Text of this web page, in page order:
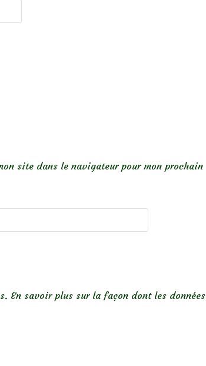
site dans le navigateur pour mon prochain
En savoir plus sur la façon dont les données